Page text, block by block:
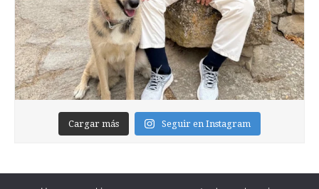
Cargar más Seguir en Instagram